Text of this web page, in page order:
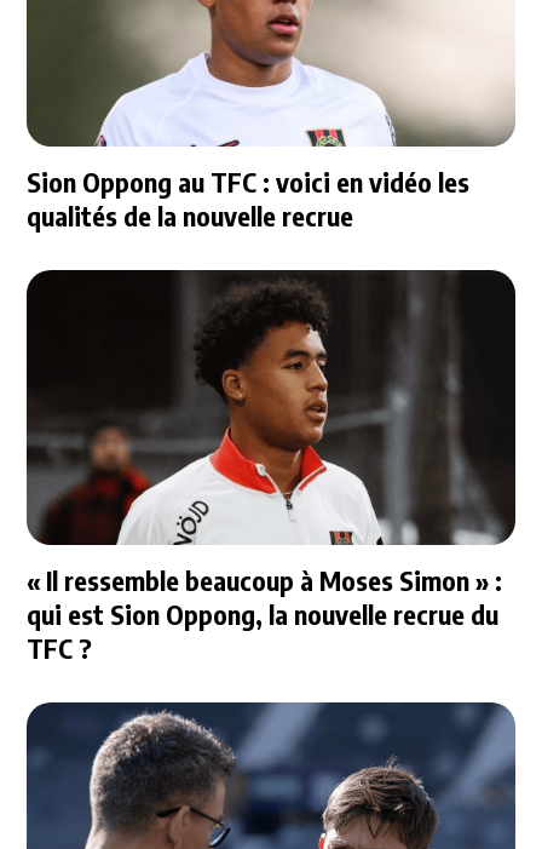
Sion Oppong au TFC : voici en vidéo les
qualités de la nouvelle recrue
« Il ressemble beaucoup à Moses Simon » :
qui est Sion Oppong, la nouvelle recrue du
TFC ?